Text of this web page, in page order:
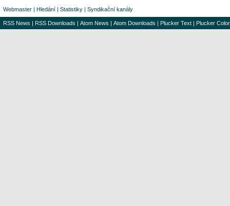
Webmaster | Hledání | Statistiky | Syndikační kanály
RSS News | RSS Downloads | Atom News | Atom Downloads | Plucker Text | Plucker Color